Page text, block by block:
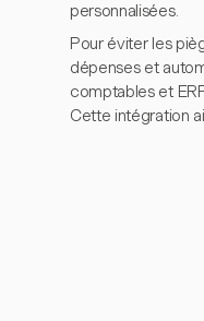
personnalisées.
Pour éviter les
dépenses et
comptables et
Cette intégration